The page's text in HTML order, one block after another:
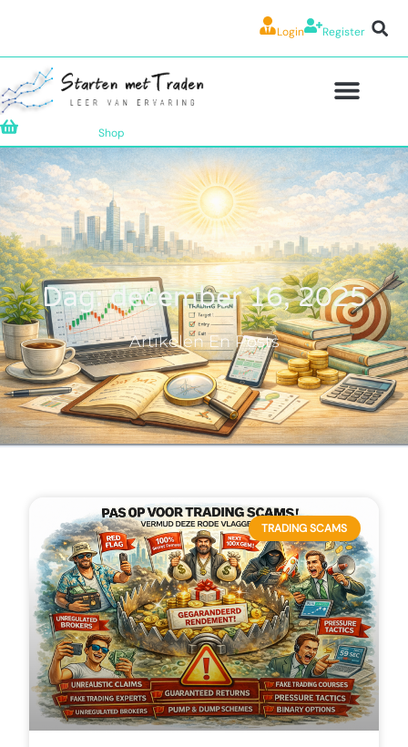
Login Register
Shop
Dag: december 16, 2025
Artikelen En Posts
TRADING SCAMS